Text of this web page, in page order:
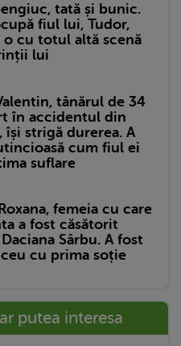
tată și bunic.
fiul lui, Tudor,
o cu totul altă scenă
lui
tânărul de 34
în accidentul din
își strigă durerea. A
cum fiul ei
suflare
femeia cu care
a fost căsătorit
Sârbu. A fost
cu prima soție
putea interesa